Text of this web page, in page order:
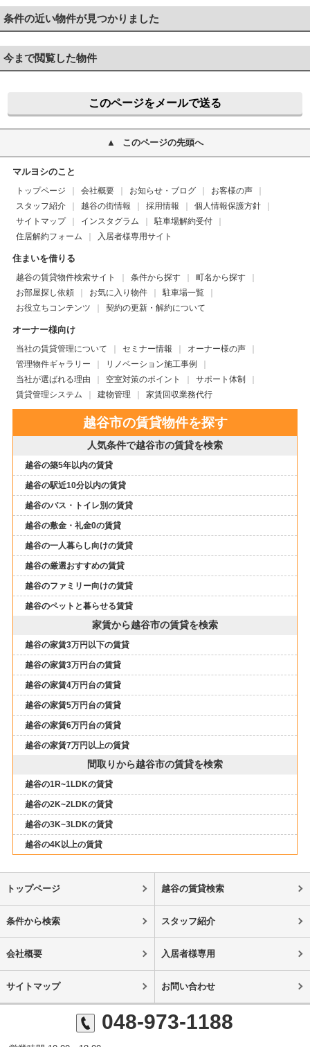
条件の近い物件が見つかりました
今まで閲覧した物件
このページをメールで送る
このページの先頭へ
マルヨシのこと
トップページ 会社概要 お知らせ・ブログ
お客様の声
スタッフ紹介
越谷の街情報 採用情報
個人情報保護方針
サイトマップ
インスタグラム
駐車場解約受付
住居解約フォーム
入居者様専用サイト
住まいを借りる
越谷の賃貸物件検索サイト 条件から探す
町名から探す
お部屋探し依頼
お気に入り物件
駐車場一覧
お役立ちコンテンツ
契約の更新・解約について
オーナー様向け
当社の賃貸管理について セミナー情報
オーナー様の声
管理物件ギャラリー
リノベーション施工事例
当社が選ばれる理由
空室対策のポイント
サポート体制
賃貸管理システム
建物管理 家賃回収業務代行
越谷市の賃貸物件を探す
人気条件で越谷市の賃貸を検索
越谷の築5年以内の賃貸
越谷の駅近10分以内の賃貸
越谷のバス・トイレ別の賃貸
越谷の敷金・礼金0の賃貸
越谷の一人暮らし向けの賃貸
越谷の厳選おすすめの賃貸
越谷のファミリー向けの賃貸
越谷のペットと暮らせる賃貸
家賃から越谷市の賃貸を検索
越谷の家賃3万円以下の賃貸
越谷の家賃3万円台の賃貸
越谷の家賃4万円台の賃貸
越谷の家賃5万円台の賃貸
越谷の家賃6万円台の賃貸
越谷の家賃7万円以上の賃貸
間取りから越谷市の賃貸を検索
越谷の1R~1LDKの賃貸
越谷の2K~2LDKの賃貸
越谷の3K~3LDKの賃貸
越谷の4K以上の賃貸
トップページ 越谷の賃貸検索
条件から検索 スタッフ紹介
会社概要 入居者様専用
サイトマップ お問い合わせ
048-973-1188